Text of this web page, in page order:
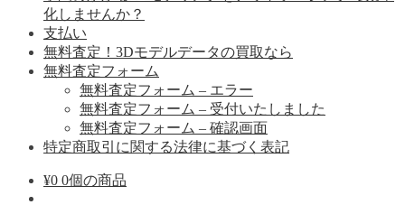
化しませんか？
支払い
無料査定！3Dモデルデータの買取なら
無料査定フォーム
無料査定フォーム – エラー
無料査定フォーム – 受付いたしました
無料査定フォーム – 確認画面
特定商取引に関する法律に基づく表記
¥0 0個の商品